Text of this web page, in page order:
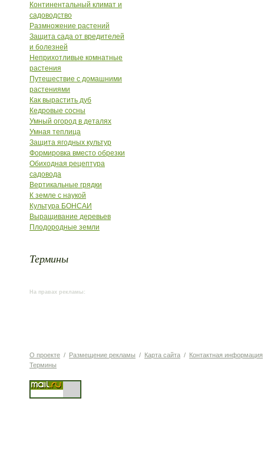
Континентальный климат и
садоводство
Размножение растений
Защита сада от вредителей
и болезней
Неприхотливые комнатные
растения
Путешествие с домашними
растениями
Как вырастить дуб
Кедровые сосны
Умный огород в деталях
Умная теплица
Защита ягодных культур
Формировка вместо обрезки
Обиходная рецептура
садовода
Вертикальные грядки
К земле с наукой
Культура БОНСАИ
Выращивание деревьев
Плодородные земли
Термины
На правах рекламы:
О проекте / Размещение рекламы / Карта сайта / Контактная информация
Термины